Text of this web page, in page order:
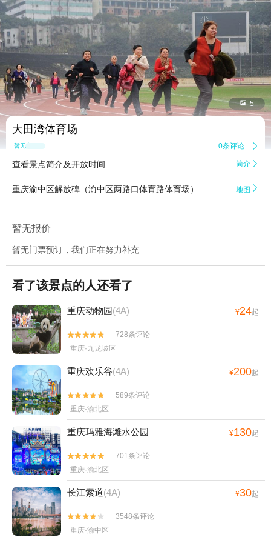
 5
大田湾体育场
暂无点评 0条评论 
查看景点简介及开放时间 简介 
重庆渝中区解放碑（渝中区两路口体育路体育场） 地图 
暂无报价
暂无门票预订，我们正在努力补充
看了该景点的人还看了
重庆动物园(4A) ¥24起


728条评论
重庆·九龙坡区
重庆欢乐谷(4A) ¥200起


589条评论
重庆·渝北区
重庆玛雅海滩水公园 ¥130起


701条评论
重庆·渝北区
长江索道(4A) ¥30起


3548条评论
重庆·渝中区
